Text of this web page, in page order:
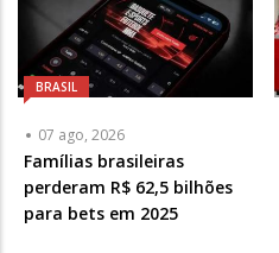
BRASIL
07 ago, 2026
Famílias brasileiras
perderam R$ 62,5 bilhões
para bets em 2025